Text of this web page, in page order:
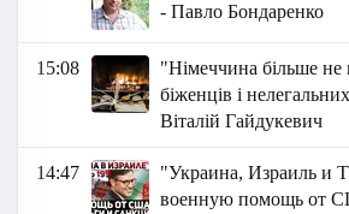
- Павло Бондаренко
15:08
"Німеччина більше
біженців і
Віталій Гайдукевич
14:47
"Украина, Израиль и
военную помощь от